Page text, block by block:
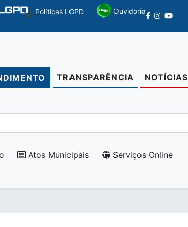
Políticas LGPD Ouvidoria
TRANSPARÊNCIA NOTÍCIAS
Atos Municipais Serviços Online